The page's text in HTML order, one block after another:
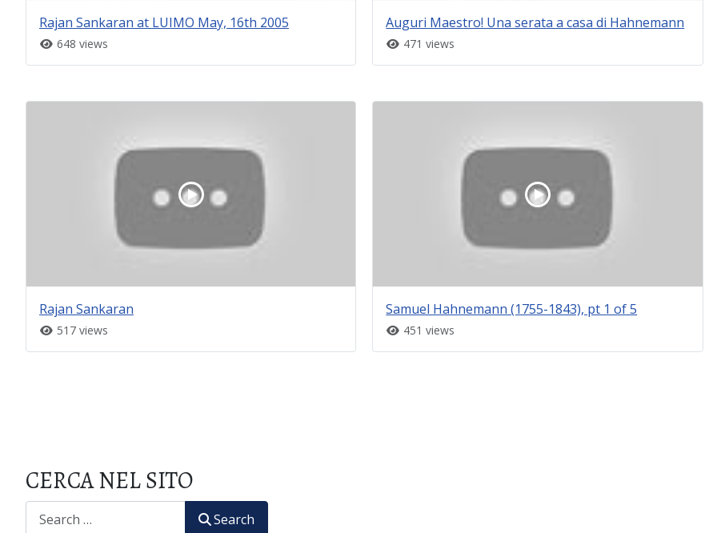
Rajan Sankaran at LUIMO May, 16th 2005
648 views
Auguri Maestro! Una serata a casa di Hahnemann
471 views
Rajan Sankaran
517 views
Samuel Hahnemann (1755-1843), pt 1 of 5
451 views
CERCA NEL SITO
Search